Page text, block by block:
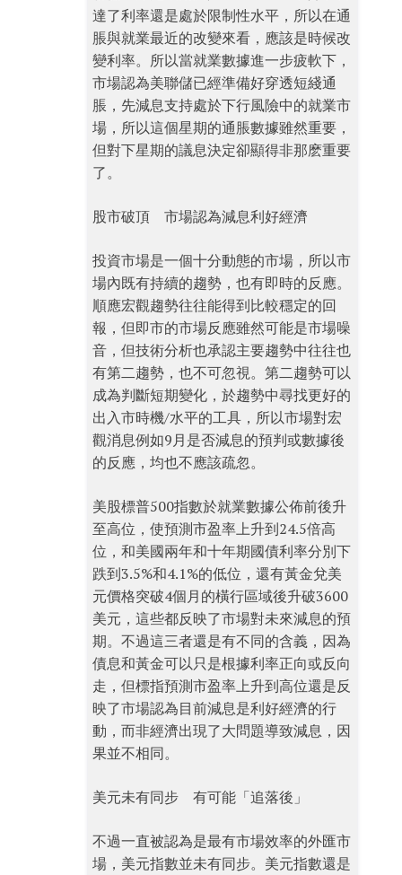
達了利率還是處於限制性水平，所以在通
脹與就業最近的改變來看，應該是時候改
變利率。所以當就業數據進一步疲軟下，
市場認為美聯儲已經準備好穿透短綫通
脹，先減息支持處於下行風險中的就業市
場，所以這個星期的通脹數據雖然重要，
但對下星期的議息決定卻顯得非那麽重要
了。
股市破頂 市場認為減息利好經濟
投資市場是一個十分動態的市場，所以市
場內既有持續的趨勢，也有即時的反應。
順應宏觀趨勢往往能得到比較穩定的回
報，但即市的市場反應雖然可能是市場噪
音，但技術分析也承認主要趨勢中往往也
有第二趨勢，也不可忽視。第二趨勢可以
成為判斷短期變化，於趨勢中尋找更好的
出入市時機/水平的工具，所以市場對宏
觀消息例如9月是否減息的預判或數據後
的反應，均也不應該疏忽。
美股標普500指數於就業數據公佈前後升
至高位，使預測市盈率上升到24.5倍高
位，和美國兩年和十年期國債利率分別下
跌到3.5%和4.1%的低位，還有黃金兌美
元價格突破4個月的橫行區域後升破3600
美元，這些都反映了市場對未來減息的預
期。不過這三者還是有不同的含義，因為
債息和黃金可以只是根據利率正向或反向
走，但標指預測市盈率上升到高位還是反
映了市場認為目前減息是利好經濟的行
動，而非經濟出現了大問題導致減息，因
果並不相同。
美元未有同步 有可能「追落後」
不過一直被認為是最有市場效率的外匯市
場，美元指數並未有同步。美元指數還是